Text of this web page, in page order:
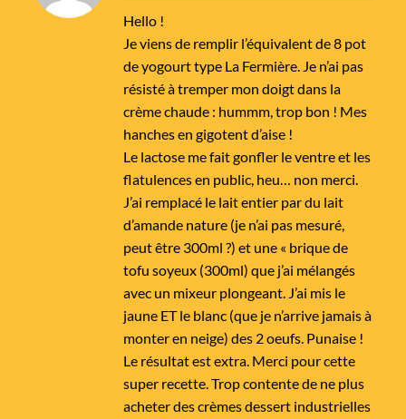
Hello !
Je viens de remplir l’équivalent de 8 pot
de yogourt type La Fermière. Je n’ai pas
résisté à tremper mon doigt dans la
crème chaude : hummm, trop bon ! Mes
hanches en gigotent d’aise !
Le lactose me fait gonfler le ventre et les
flatulences en public, heu… non merci.
J’ai remplacé le lait entier par du lait
d’amande nature (je n’ai pas mesuré,
peut être 300ml ?) et une « brique de
tofu soyeux (300ml) que j’ai mélangés
avec un mixeur plongeant. J’ai mis le
jaune ET le blanc (que je n’arrive jamais à
monter en neige) des 2 oeufs. Punaise !
Le résultat est extra. Merci pour cette
super recette. Trop contente de ne plus
acheter des crèmes dessert industrielles